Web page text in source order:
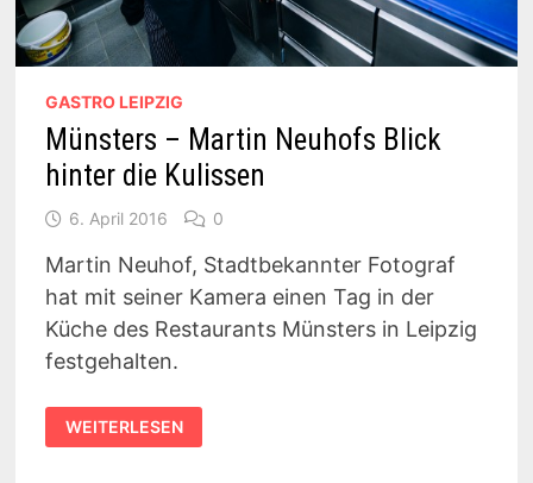
GASTRO LEIPZIG
Münsters – Martin Neuhofs Blick
hinter die Kulissen
6. April 2016 0
Martin Neuhof, Stadtbekannter Fotograf
hat mit seiner Kamera einen Tag in der
Küche des Restaurants Münsters in Leipzig
festgehalten.
MÜNSTERS
–
MARTIN
WEITERLESEN